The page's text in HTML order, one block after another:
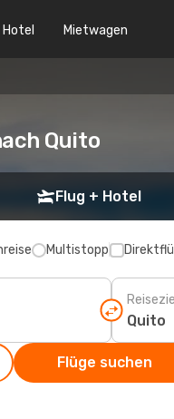
Hotel Mietwagen
Quito
Flug + Hotel
Multistopp
Reiseziel
Flüge suchen